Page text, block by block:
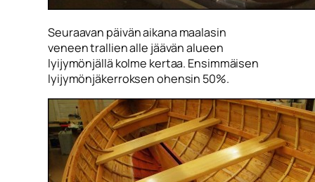
Seuraavan päivän aikana maalasin
veneen trallien alle jäävän alueen
lyijymönjällä kolme kertaa. Ensimmäisen
lyijymönjäkerroksen ohensin 50%.